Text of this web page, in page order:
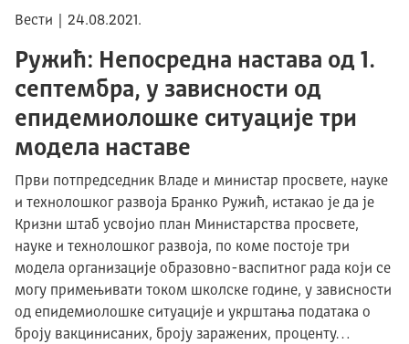
Вести | 24.08.2021.
Ружић: Непосредна настава од 1.
септембра, у зависности од
епидемиолошке ситуације три
модела наставе
Први потпредседник Владе и министар просвете, науке
и технолошког развоја Бранко Ружић, истакао је да је
Кризни штаб усвојио план Министарства просвете,
науке и технолошког развоја, по коме постоје три
модела организације образовно-васпитног рада који се
могу примењивати током школске године, у зависности
од епидемиолошке ситуације и укрштања података о
броју вакцинисаних, броју заражених, проценту…